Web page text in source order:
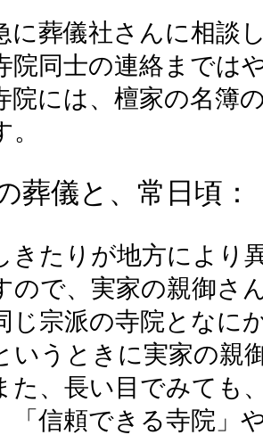
葬儀社さんに相談
院同士の連絡まで
には、檀家の名簿
葬儀と、常日頃
たりが地方により
ので、実家の親御さ
じ宗派の寺院となに
いうときに実家の
、長い目でみても
「信頼できる寺院」